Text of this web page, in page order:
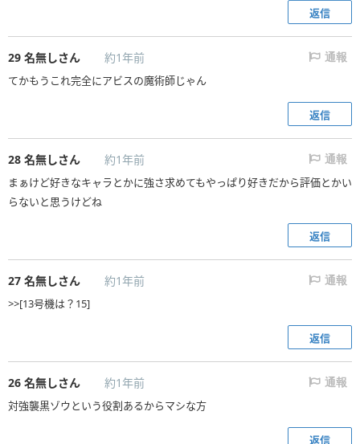
返信
29 名無しさん 約1年前 通報
てかもうこれ完全にアビスの魔術師じゃん
返信
28 名無しさん 約1年前 通報
まぁけど好きなキャラとかに強さ求めてもやっぱり好きだから評価とかい
らないと思うけどね
返信
27 名無しさん 約1年前 通報
>>[13号機は？15]
返信
26 名無しさん 約1年前 通報
対強襲黒ゾウという役割あるからマシな方
返信